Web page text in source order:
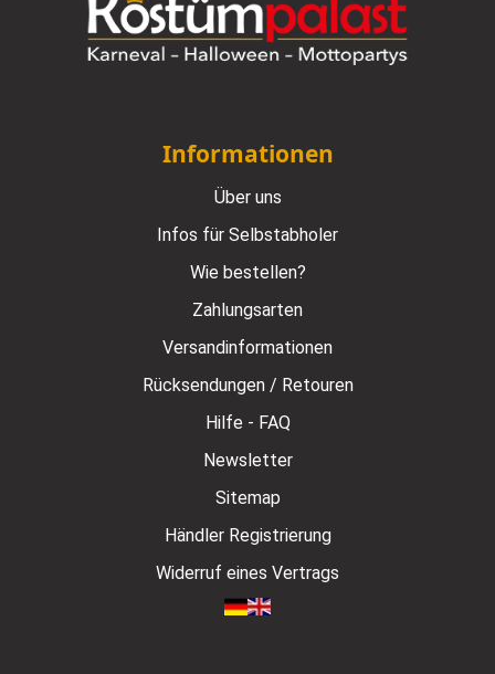
Informationen
Über uns
Infos für Selbstabholer
Wie bestellen?
Zahlungsarten
Versandinformationen
Rücksendungen / Retouren
Hilfe - FAQ
Newsletter
Sitemap
Händler Registrierung
Widerruf eines Vertrags